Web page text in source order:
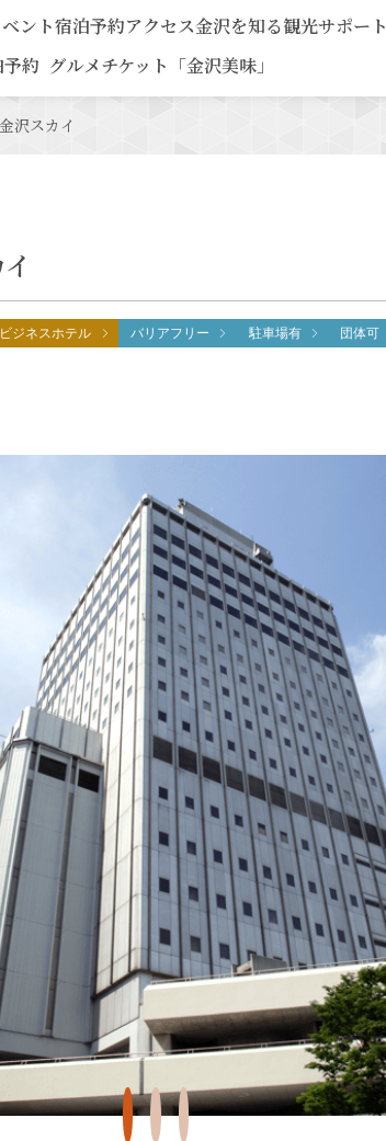
ント宿泊予約アクセス金沢を知る観光サポート
約 グルメチケット「金沢美味」
沢スカイ
ビジネスホテル バリアフリー 駐車場有 団体可